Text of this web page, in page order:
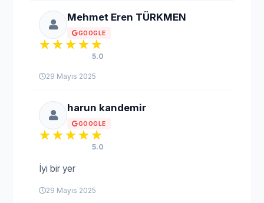
Mehmet Eren TÜRKMEN
GOOGLE
5.0
29 Mayıs 2025
harun kandemir
GOOGLE
5.0
İyi bir yer
29 Mayıs 2025